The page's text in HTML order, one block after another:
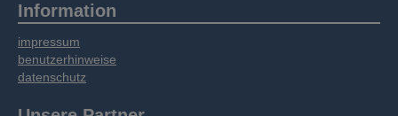
Information
impressum
benutzerhinweise
datenschutz